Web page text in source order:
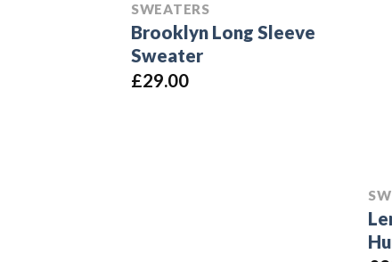
SWEATERS
Brooklyn Long Sleeve
Sweater
£29.00